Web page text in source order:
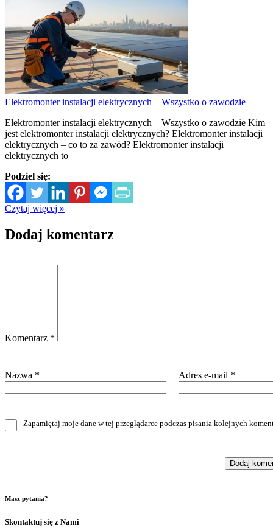
Elektromonter instalacji elektrycznych – Wszystko o zawodzie
Elektromonter instalacji elektrycznych – Wszystko o zawodzie Kim
jest elektromonter instalacji elektrycznych? Elektromonter instalacji
elektrycznych – co to za zawód? Elektromonter instalacji
elektrycznych to
Podziel się:
Czytaj więcej »
Dodaj komentarz
Komentarz *
Nazwa * Adres e-mail *
Zapamiętaj moje dane w tej przeglądarce podczas pisania kolejnych
Masz pytania?
Skontaktuj się z Nami